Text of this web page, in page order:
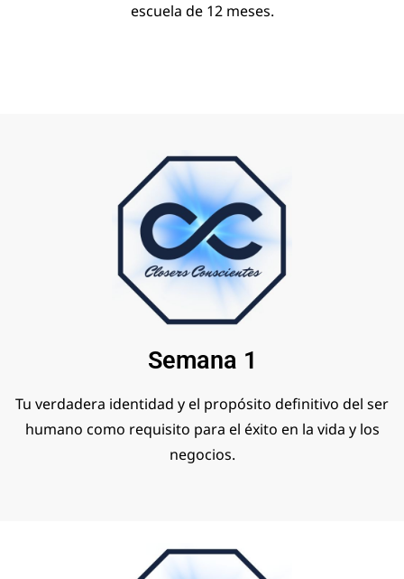
escuela de 12 meses.
Semana 1
Tu verdadera identidad y el propósito definitivo del ser
humano como requisito para el éxito en la vida y los
negocios.